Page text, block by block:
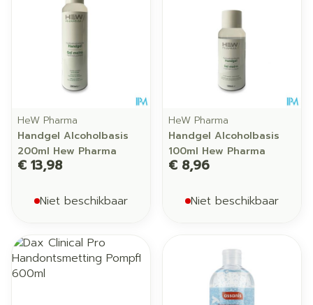
HeW Pharma
Handgel Alcoholbasis
200ml Hew Pharma
€ 13,98
Niet beschikbaar
HeW Pharma
Handgel Alcoholbasis
100ml Hew Pharma
€ 8,96
Niet beschikbaar